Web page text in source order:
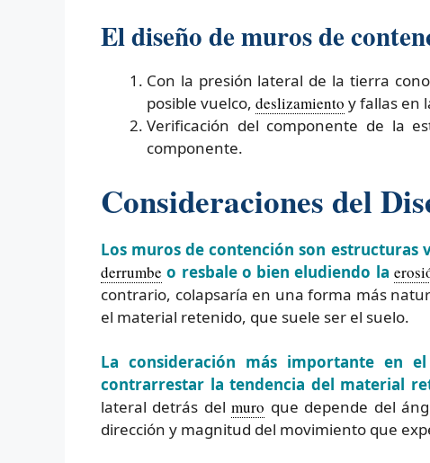
El diseño de muros de
Con la presión lateral de la tierra
posible vuelco, deslizamiento y fallas en
Verificación del componente de la
componente.
Consideraciones del
Los muros de contención son estructuras
derrumbe o resbale o bien eludiendo la
contrario, colapsaría en una forma más
el material retenido, que suele ser el suelo.
La consideración más importante en
contrarrestar la tendencia del material
lateral detrás delmuro que depende del
dirección y magnitud del movimiento que